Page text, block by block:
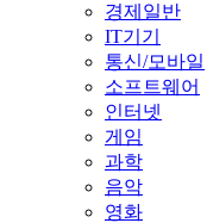
경제일반
IT기기
통신/모바일
소프트웨어
인터넷
게임
과학
음악
영화